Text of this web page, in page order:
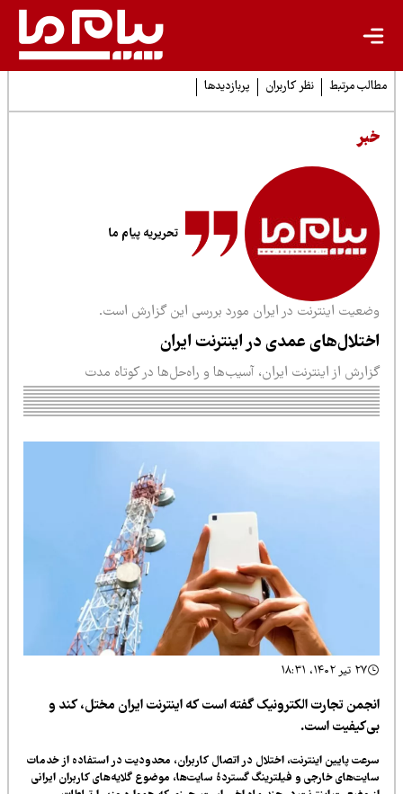
مرتبط نظر کاربران پربازدیدها
تحریریه پیام ما
اینترنت در ایران مورد بررسی این گزارش است.
عمدی در اینترنت ایران
از اینترنت ایران، آسیب‌ها و راه‌حل‌ها در کوتاه مدت
تجارت الکترونیک گفته است که اینترنت ایران مختل، کند و
است.
پایین اینترنت، اختلال در اتصال کاربران، محدودیت در استفاده از خدمات
خارجی و فیلترینگ گستردۀ سایت‌ها، موضوع گلایه‌های کاربران ایرانی